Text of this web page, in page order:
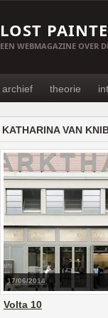
LOST
EEN WEBMAGAZINE OVER
archief theorie
KATHARINA VAN
17/06/2014
Volta 10